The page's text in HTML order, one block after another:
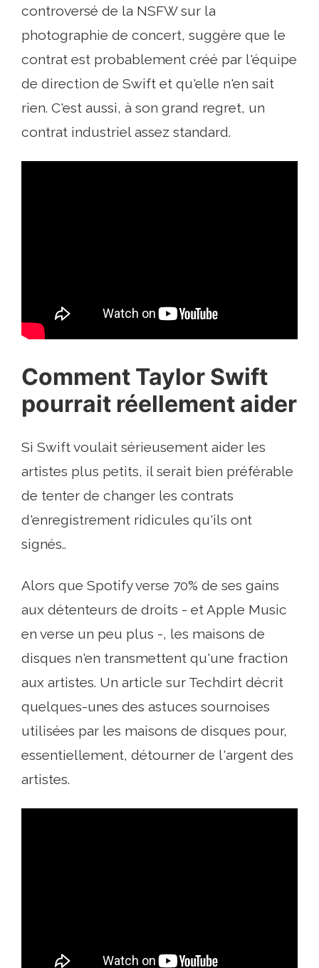
controversé de la NSFW sur la
photographie de concert, suggère que le
contrat est probablement créé par l'équipe
de direction de Swift et qu'elle n'en sait
rien. C'est aussi, à son grand regret, un
contrat industriel assez standard.
Comment Taylor Swift
pourrait réellement aider
Si Swift voulait sérieusement aider les
artistes plus petits, il serait bien préférable
de tenter de changer les contrats
d'enregistrement ridicules qu'ils ont
signés..
Alors que Spotify verse 70% de ses gains
aux détenteurs de droits - et Apple Music
en verse un peu plus -, les maisons de
disques n'en transmettent qu'une fraction
aux artistes. Un article sur Techdirt décrit
quelques-unes des astuces sournoises
utilisées par les maisons de disques pour,
essentiellement, détourner de l'argent des
artistes.